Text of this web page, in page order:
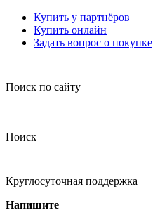
Купить у партнёров
Купить онлайн
Задать вопрос о покупке
Поиск по сайту
Поиск
Круглосуточная поддержка
Напишите